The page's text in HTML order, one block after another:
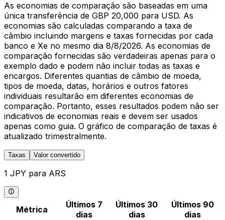
As economias de comparação são baseadas em uma
única transferência de GBP 20,000 para USD. As
economias são calculadas comparando a taxa de
câmbio incluindo margens e taxas fornecidas por cada
banco e Xe no mesmo dia 8/8/2026. As economias de
comparação fornecidas são verdadeiras apenas para o
exemplo dado e podem não incluir todas as taxas e
encargos. Diferentes quantias de câmbio de moeda,
tipos de moeda, datas, horários e outros fatores
individuais resultarão em diferentes economias de
comparação. Portanto, esses resultados podem não ser
indicativos de economias reais e devem ser usados
apenas como guia. O gráfico de comparação de taxas é
atualizado trimestralmente.
Taxas Valor convertido
1 JPY para ARS
Métrica
Últimos 7
dias
Últimos 30
dias
Últimos 90
dias